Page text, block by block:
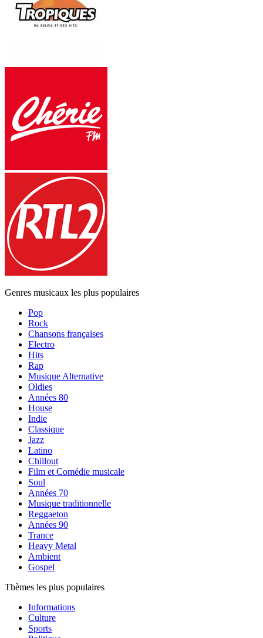
Genres musicaux les plus populaires
Pop
Rock
Chansons françaises
Electro
Hits
Rap
Musique Alternative
Oldies
Années 80
House
Indie
Classique
Jazz
Latino
Chillout
Film et Comédie musicale
Soul
Années 70
Musique traditionnelle
Reggaeton
Années 90
Trance
Heavy Metal
Ambient
Gospel
Thèmes les plus populaires
Informations
Culture
Sports